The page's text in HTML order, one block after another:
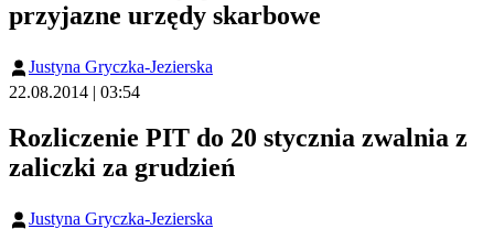
przyjazne urzędy skarbowe
Justyna Gryczka-Jezierska
22.08.2014 | 03:54
Rozliczenie PIT do 20 stycznia zwalnia z
zaliczki za grudzień
Justyna Gryczka-Jezierska